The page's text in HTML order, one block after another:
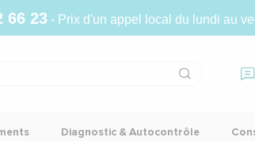
66 23- Prix d'un appel local du lundi au
Diagnostic & Autocontrôle